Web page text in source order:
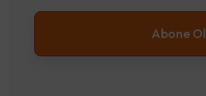
Abone Ol